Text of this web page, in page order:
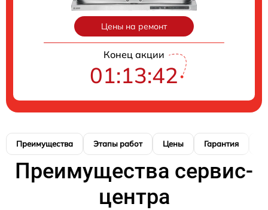
Цены на ремонт
Конец акции
01:13:41
Преимущества Этапы работ Цены Гарантия
Преимущества сервис-
центра